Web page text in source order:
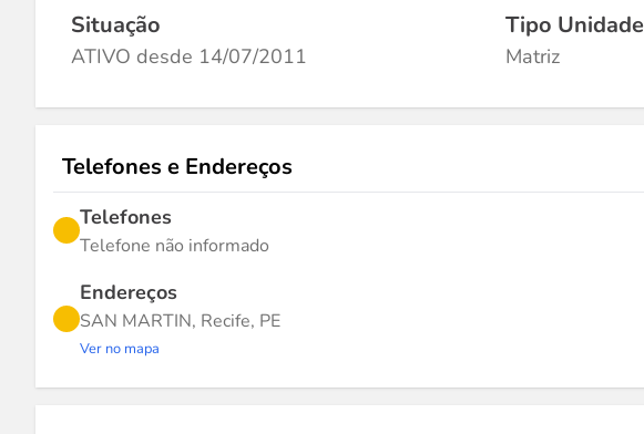
Situação
ATIVO desde 14/07/2011
Tipo Unidade
Matriz
Telefones e Endereços
Telefones
Telefone não informado
Endereços
SAN MARTIN, Recife, PE
Ver no mapa